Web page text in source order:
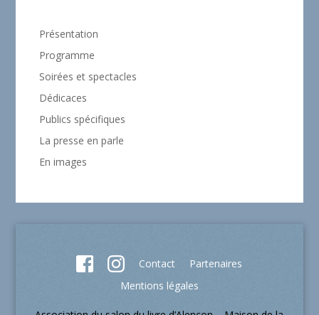
Présentation
Programme
Soirées et spectacles
Dédicaces
Publics spécifiques
La presse en parle
En images
Contact
Partenaires
Mentions légales